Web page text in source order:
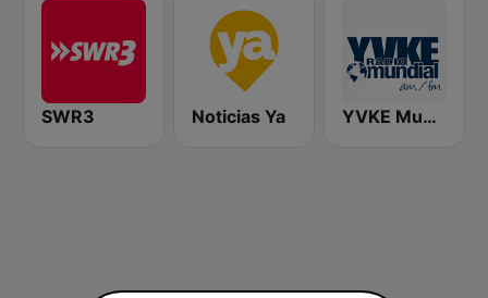
SWR3 Noticias Ya YVKE Mundial Caracas